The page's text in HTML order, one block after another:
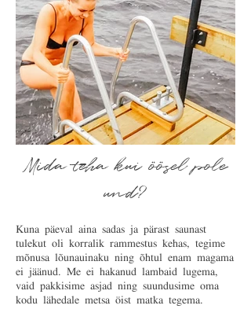
Mida teha kui öösel pole
und?
Kuna päeval aina sadas ja pärast saunast
tulekut oli korralik rammestus kehas, tegime
mõnusa lõunauinaku ning õhtul enam magama
ei jäänud. Me ei hakanud lambaid lugema,
vaid pakkisime asjad ning suundusime oma
kodu lähedale metsa öist matka tegema.